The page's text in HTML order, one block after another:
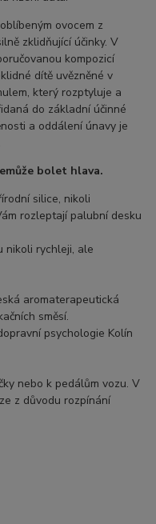
ovocem z
zklidňující účinky. V
kompozicí
dítě uvězněné v
který rozptyluje a
do základní účinné
a oddálení únavy je
bolet hlava.
silice, nikoli
rozleptají palubní desku
nikoli rychleji, ale
aromaterapeutická
směsí.
psychologie Kolín
nebo k pedálům vozu. V
z důvodu rozpínání